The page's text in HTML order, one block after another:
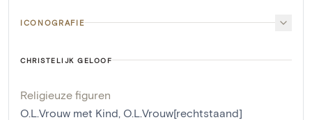
ICONOGRAFIE
CHRISTELIJK GELOOF
Religieuze figuren
O.L.Vrouw met Kind O.L.Vrouw[rechtstaand]